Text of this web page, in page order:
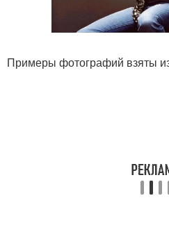
Примеры фотографий взяты